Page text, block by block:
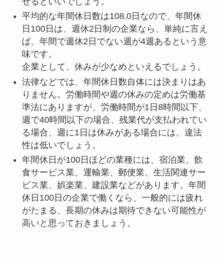
平均的な年間休日数は108.0日なので、年間休
日100日は、週休2日制の企業なら、単純に言え
ば、年間で週休2日でない週が4週あるという意
味です。
企業として、休みが少なめといえるでしょう。
法律などでは、年間休日数自体には決まりはあ
りません。労働時間や週の休みの定めは労働基
準法にありますが、労働時間が1日8時間以下、
週で40時間以下の場合、残業代が支払われてい
る場合、週に1日は休みがある場合には、違法
性は低いでしょう。
年間休日が100日ほどの業種には、宿泊業、飲
食サービス業、運輸業、郵便業、生活関連サー
ビス業、娯楽業、建設業などがあります。年間
休日100日の企業で働くなら、一般的には疲れ
がたまる、長期の休みは期待できない可能性が
高いと思っておきましょう。